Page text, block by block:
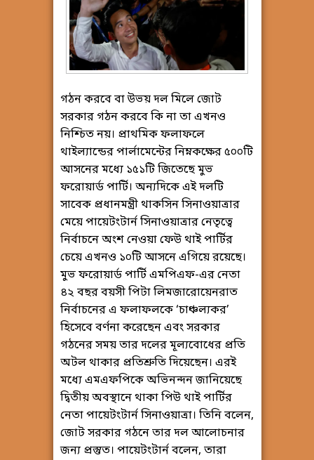
গঠন করবে বা উভয় দল মিলে জোট
সরকার গঠন করবে কি না তা এখনও
নিশ্চিত নয়। প্রাথমিক ফলাফলে
থাইল্যান্ডের পার্লামেন্টের নিম্নকক্ষের ৫০০টি
আসনের মধ্যে ১৫১টি জিতেছে মুভ
ফরোয়ার্ড পার্টি। অন্যদিকে এই দলটি
সাবেক প্রধানমন্ত্রী থাকসিন সিনাওয়াত্রার
মেয়ে পায়েটংটার্ন সিনাওয়াত্রার নেতৃত্বে
নির্বাচনে অংশ নেওয়া ফেউ থাই পার্টির
চেয়ে এখনও ১০টি আসনে এগিয়ে রয়েছে।
মুভ ফরোয়ার্ড পার্টি এমপিএফ-এর নেতা
৪২ বছর বয়সী পিটা লিমজারোয়েনরাত
নির্বাচনের এ ফলাফলকে ‘চাঞ্চল্যকর’
হিসেবে বর্ণনা করেছেন এবং সরকার
গঠনের সময় তার দলের মূল্যবোধের প্রতি
অটল থাকার প্রতিশ্রুতি দিয়েছেন। এরই
মধ্যে এমএফপিকে অভিনন্দন জানিয়েছে
দ্বিতীয় অবস্থানে থাকা পিউ থাই পার্টির
নেতা পায়েটংটার্ন সিনাওয়াত্রা। তিনি বলেন,
জোট সরকার গঠনে তার দল আলোচনার
জন্য প্রস্তুত। পায়েটংটার্ন বলেন, তারা